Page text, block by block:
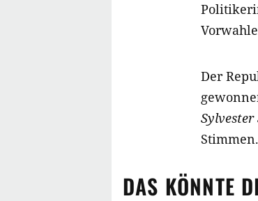
Der
Sylvester
Stimmen.
DAS KÖNNTE